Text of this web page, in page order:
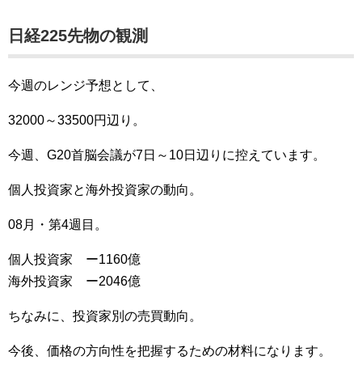
日経225先物の観測
今週のレンジ予想として、
32000～33500円辺り。
今週、G20首脳会議が7日～10日辺りに控えています。
個人投資家と海外投資家の動向。
08月・第4週目。
個人投資家 ー1160億
海外投資家 ー2046億
ちなみに、投資家別の売買動向。
今後、価格の方向性を把握するための材料になります。